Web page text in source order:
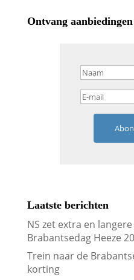
Ontvang aanbiedingen
Laatste berichten
NS zet extra en
Brabantsedag Heeze
Trein naar de
korting